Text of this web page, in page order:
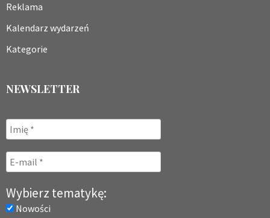
Reklama
Kalendarz wydarzeń
Kategorie
NEWSLETTER
Wybierz tematykę:
Nowości